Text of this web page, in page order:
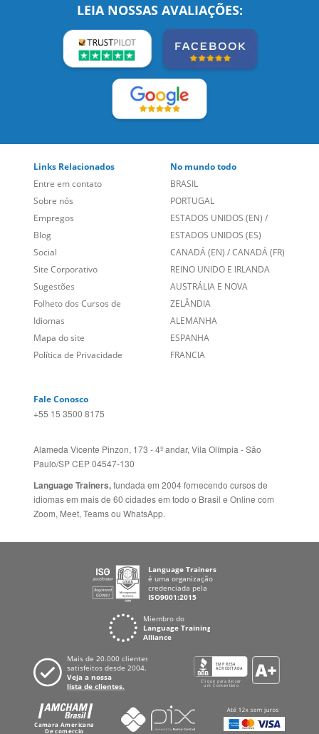
LEIA NOSSAS AVALIAÇÕES:
Links Relacionados
Entre em contato
Sobre nós
Empregos
Blog
Social
Site Corporativo
Sugestões
Folheto dos Cursos de
Idiomas
Mapa do site
Política de Privacidade
No mundo todo
BRASIL
PORTUGAL
ESTADOS UNIDOS (EN) /
ESTADOS UNIDOS (ES)
CANADÁ (EN) /CANADÁ (FR)
REINO UNIDO E IRLANDA
AUSTRÁLIA E NOVA
ZELÂNDIA
ALEMANHA
ESPANHA
FRANCIA
Fale Conosco
+55 15 3500 8175
Alameda Vicente Pinzon, 173 - 4º andar, Vila Olímpia - São
Paulo/SP CEP 04547-130
Language Trainers,fundada em 2004 fornecendo cursos de
idiomas em mais de 60 cidades em todo o Brasil e Online com
Zoom, Meet, Teams ou WhatsApp.